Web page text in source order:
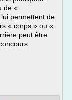
de «
permettent de
« corps » ou «
peut être